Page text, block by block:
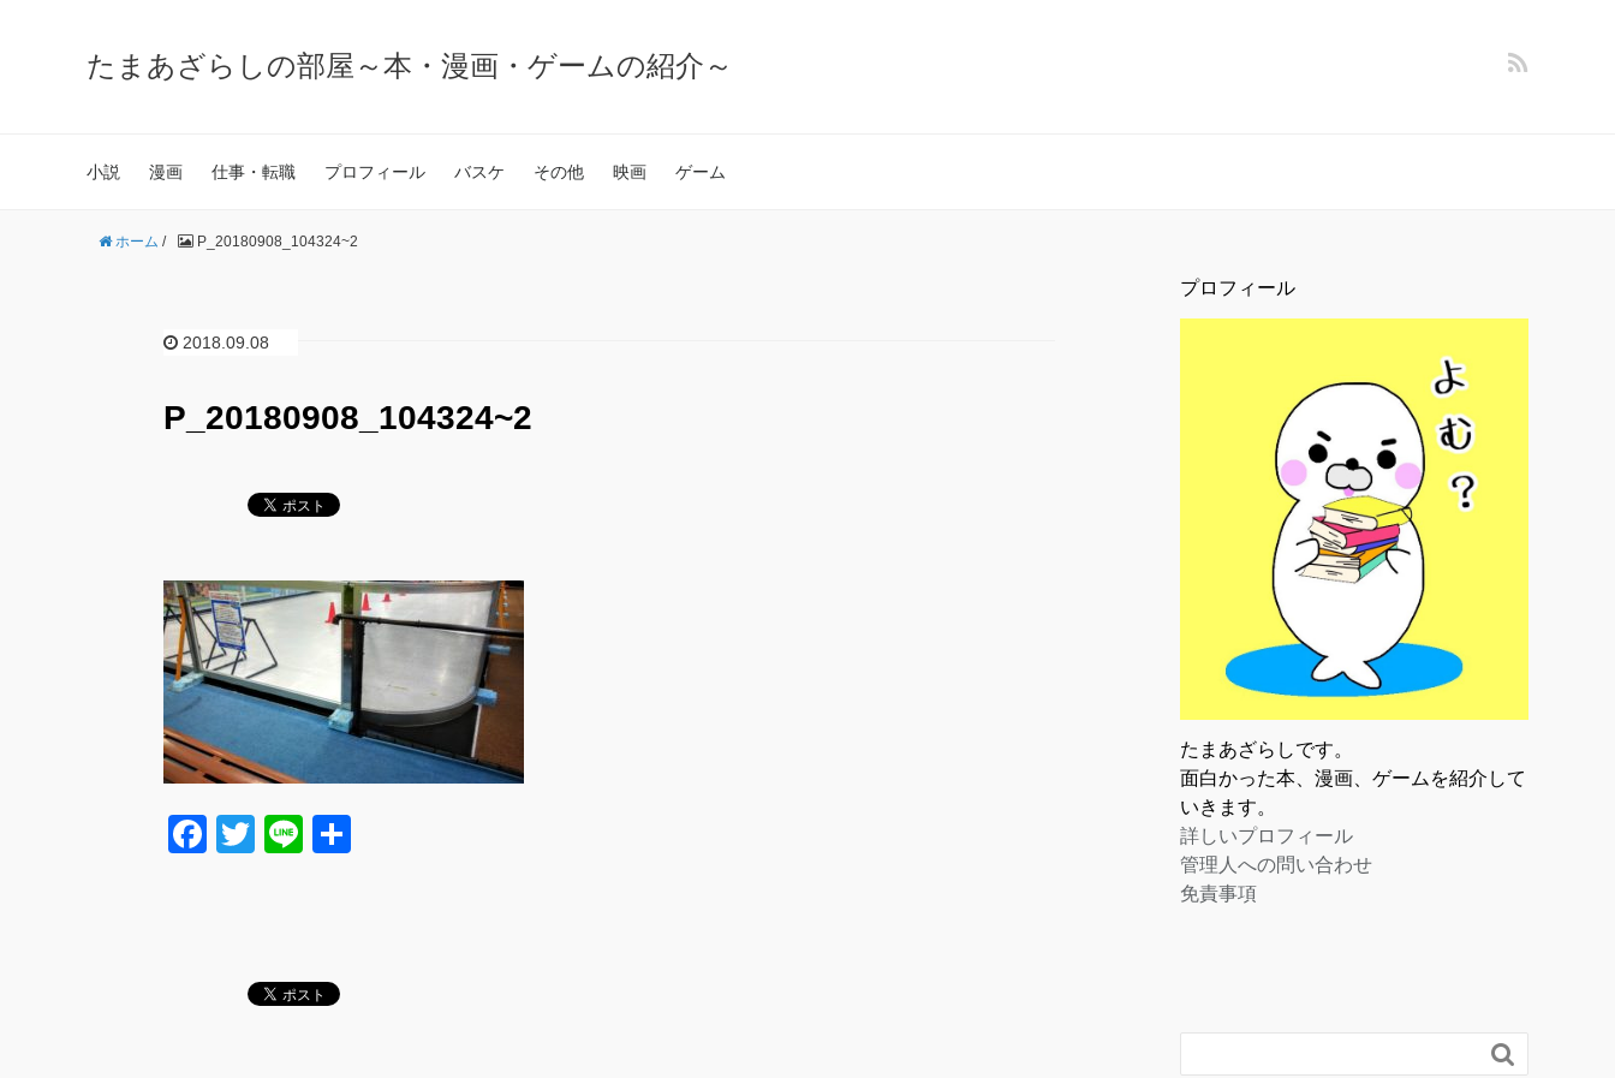
たまあざらしの部屋～本・漫画・ゲームの紹介～
小説 漫画 仕事・転職 プロフィール バスケ その他 映画 ゲーム
ホーム / P_20180908_104324~2
2018.09.08
P_20180908_104324~2
F
T
Li
プロフィール
たまあざらしです。
面白かった本、漫画、ゲームを紹介して
いきます。
詳しいプロフィール
管理人への問い合わせ
免責事項
